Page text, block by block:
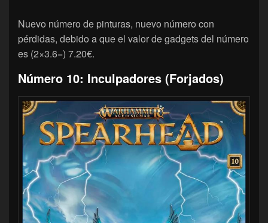
Nuevo número de pinturas, nuevo número con
pérdidas, debido a que el valor de gadgets del número
es (2×3.6=) 7.20€.
Número 10: Inculpadores (Forjados)